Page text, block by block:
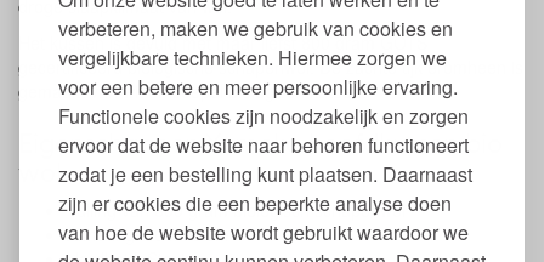
verbeteren, maken we gebruik van cookies en
vergelijkbare technieken. Hiermee zorgen we
voor een betere en meer persoonlijke ervaring.
Functionele cookies zijn noodzakelijk en zorgen
ervoor dat de website naar behoren functioneert
zodat je een bestelling kunt plaatsen. Daarnaast
zijn er cookies die een beperkte analyse doen
van hoe de website wordt gebruikt waardoor we
droge slaapklimaat van wol.
Het kussen is gevuld met maar liefst 800 gram GOTS
gecertificeerd biologische schapenwol. De zachte tijk eromheen is
gemaakt van wit en soepel biologisch katoen.
Eigenschappen Yumeko hoofdkussen bio
wol
Vulling van 800 gram biologisch schapenwol
Afmeting: 60 x 70 cm